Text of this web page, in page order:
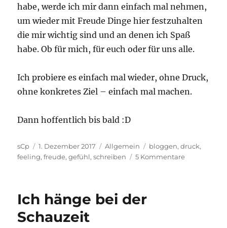
habe, werde ich mir dann einfach mal nehmen,
um wieder mit Freude Dinge hier festzuhalten
die mir wichtig sind und an denen ich Spaß
habe. Ob für mich, für euch oder für uns alle.
Ich probiere es einfach mal wieder, ohne Druck,
ohne konkretes Ziel – einfach mal machen.
Dann hoffentlich bis bald :D
Autor
sCp
Veröffentlicht
am
1. Dezember 2017 Kategorien
Allgemein Schlagwörter
bloggen,druck,
feeling,freude,gefühl,schreiben 5 Kommentarezu
Ich hänge bei der
Schauzeit